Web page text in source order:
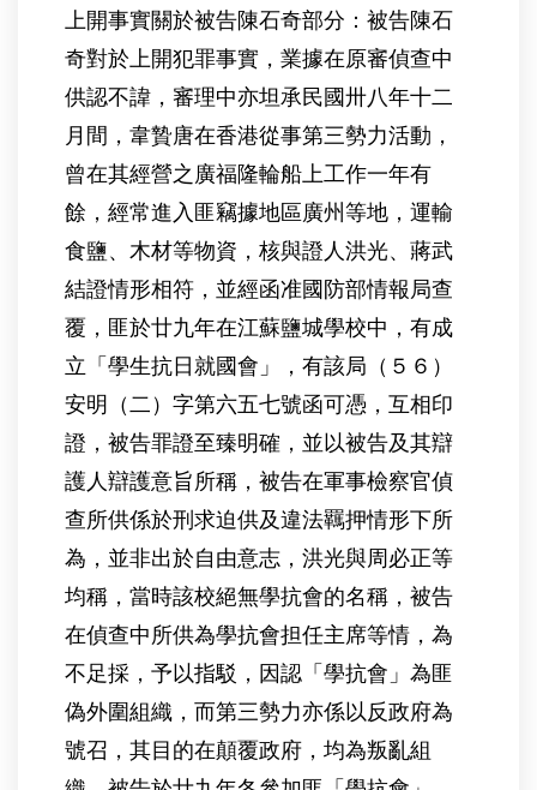
上開事實關於被告陳石奇部分：被告陳石
奇對於上開犯罪事實，業據在原審偵查中
供認不諱，審理中亦坦承民國卅八年十二
月間，韋贄唐在香港從事第三勢力活動，
曾在其經營之廣福隆輪船上工作一年有
餘，經常進入匪竊據地區廣州等地，運輸
食鹽、木材等物資，核與證人洪光、蔣武
結證情形相符，並經函准國防部情報局查
覆，匪於廿九年在江蘇鹽城學校中，有成
立「學生抗日就國會」，有該局（５６）
安明（二）字第六五七號函可憑，互相印
證，被告罪證至臻明確，並以被告及其辯
護人辯護意旨所稱，被告在軍事檢察官偵
查所供係於刑求迫供及違法羈押情形下所
為，並非出於自由意志，洪光與周必正等
均稱，當時該校絕無學抗會的名稱，被告
在偵查中所供為學抗會担任主席等情，為
不足採，予以指駁，因認「學抗會」為匪
偽外圍組織，而第三勢力亦係以反政府為
號召，其目的在顛覆政府，均為叛亂組